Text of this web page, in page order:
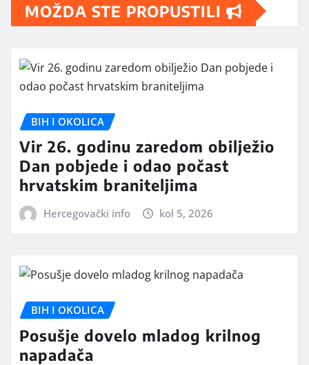
MOŽDA STE PROPUSTILI
BIH I OKOLICA
Vir 26. godinu zaredom obilježio
Dan pobjede i odao počast
hrvatskim braniteljima
Hercegovački info kol 5, 2026
BIH I OKOLICA
Posušje dovelo mladog krilnog
napadača